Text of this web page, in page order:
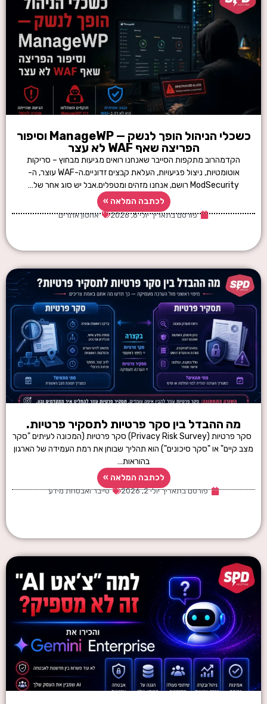
כשכלי הניהול הופך לנשק — ManageWP וסיפור
הפריצה שאף WAF לא עצר
הקדמהרוב מתקפות הסייבר שאנחנו רואים מגיעות מבחוץ – סריקות
אוטומטיות, ניצול פגיעויות, העלאת קבצים זדוניים.ה-WAF עוצר, ה-
ModSecurity רושם, אנחנו מזהים ומטפלים.אבל יש סוג אחר של…
לכתבה המלאה »
פורסם בתאריך יולי 6, 2026 אחסון אתרים
מה ההבדל בין סקר פרטיות לתסקיר פרטיות.
סקר פרטיות (Privacy Risk Survey) סקר פרטיות (המכונה לעיתים "סקר
מצב קיים" או "סקר סיכונים") הוא תהליך שבוחן את רמת העמידה של הארגון
בהוראות…
לכתבה המלאה »
פורסם בתאריך יולי 2, 2026 סייבר ואבטחת מידע